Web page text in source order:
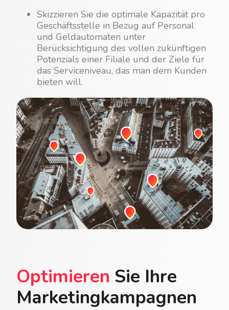
Skizzieren Sie die optimale Kapazität pro
Geschäftsstelle in Bezug auf Personal
und Geldautomaten unter
Berücksichtigung des vollen zukünftigen
Potenzials einer Filiale und der Ziele für
das Serviceniveau, das man dem Kunden
bieten will.
Optimieren Sie Ihre
Marketingkampagnen